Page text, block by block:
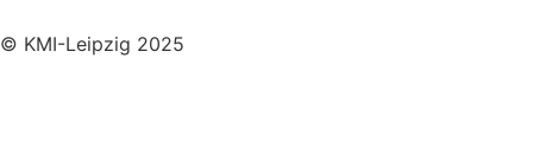
© KMI-Leipzig 2025